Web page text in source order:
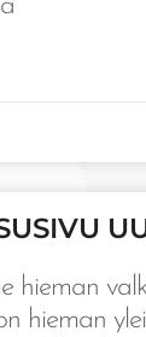
hieman
hieman